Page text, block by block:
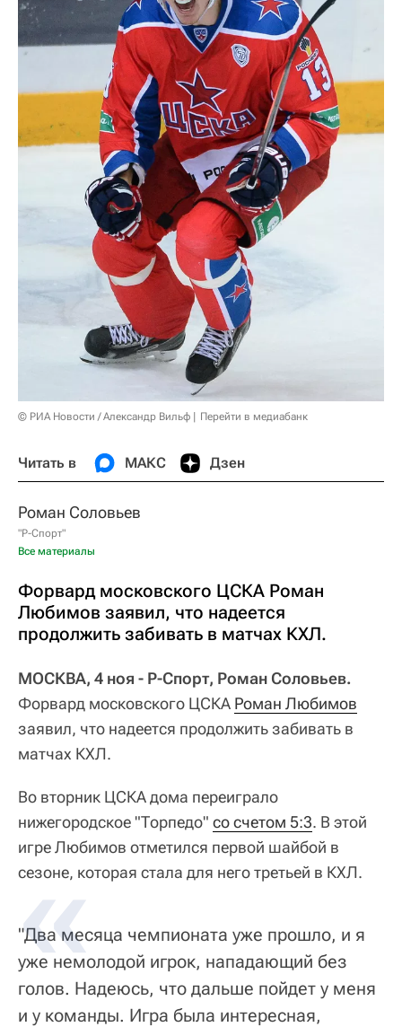
© РИА Новости / Александр Вильф Перейти в медиабанк
Читать в МАКС Дзен
Роман Соловьев
"Р-Спорт"
Все материалы
Форвард московского ЦСКА Роман
Любимов заявил, что надеется
продолжить забивать в матчах КХЛ.
МОСКВА, 4 ноя - Р-Спорт, Роман Соловьев.
Форвард московского ЦСКА Роман Любимов
заявил, что надеется продолжить забивать в
матчах КХЛ.
Во вторник ЦСКА дома переиграло
нижегородское "Торпедо" со счетом 5:3. В этой
игре Любимов отметился первой шайбой в
сезоне, которая стала для него третьей в КХЛ.
"Два месяца чемпионата уже прошло, и я
уже немолодой игрок, нападающий без
голов. Надеюсь, что дальше пойдет у меня
и у команды. Игра была интересная,